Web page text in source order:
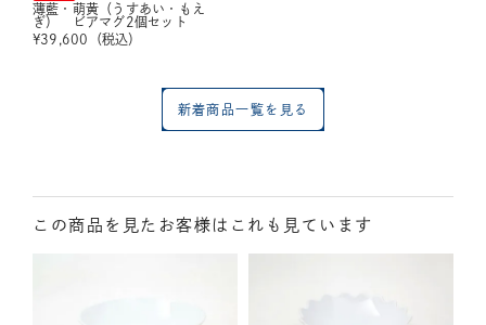
薄藍・萌黄（うすあい・もえ
ぎ） ビアマグ2個セット
¥39,600 （税込）
新着商品一覧を見る
この商品を見たお客様はこれも見ています